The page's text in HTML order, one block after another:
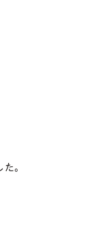
。